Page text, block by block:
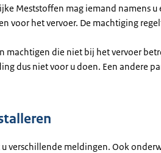
Meststoffen mag iemand namens u
voor het vervoer. De machtiging
machtigen die niet bij het vervoer
dus niet voor u doen. Een andere
u verschillende meldingen. Ook